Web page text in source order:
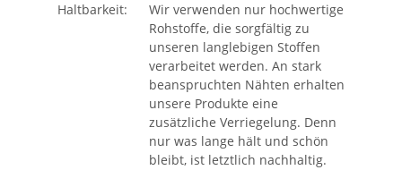
Haltbarkeit:
Wir verwenden nur hochwertige
Rohstoffe, die sorgfältig zu
unseren langlebigen Stoffen
verarbeitet werden. An stark
beanspruchten Nähten erhalten
unsere Produkte eine
zusätzliche Verriegelung. Denn
nur was lange hält und schön
bleibt, ist letztlich nachhaltig.